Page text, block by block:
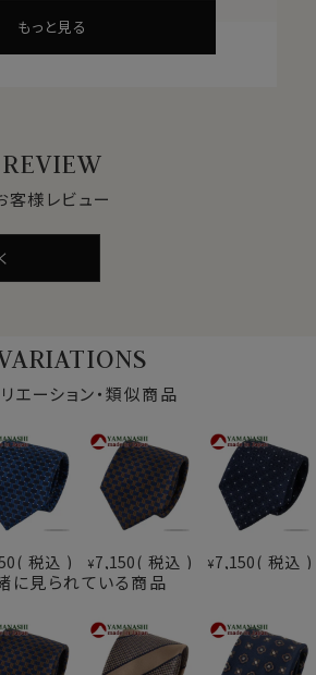
イン依頼も多く、優れた品質が世界
です。
たネクタイは随一の美しさです。
。
ルまで幅広く活躍。
年ほど前に作られた柄を元に、現代
がらモダンな印象。
理由ー
デザイン
もっと見る
REVIEW
客様レビュー
エーション・類似商品
税込 ¥7,150 税込 ¥7,150 税込
に見られている商品